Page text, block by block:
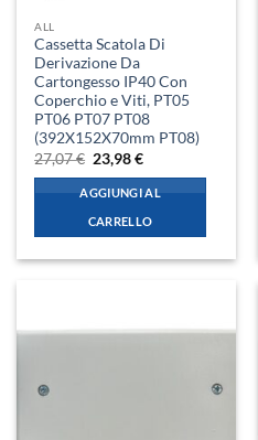
ALL
Cassetta Scatola Di
Derivazione Da
Cartongesso IP40 Con
Coperchio e Viti, PT05
PT06 PT07 PT08
(392X152X70mm PT08)
27,07€ Il
prezzo
originale
era:
27,07 €.
23,98€Il
attuale
è:
23,98 €.
AGGIUNGI AL
CARRELLO